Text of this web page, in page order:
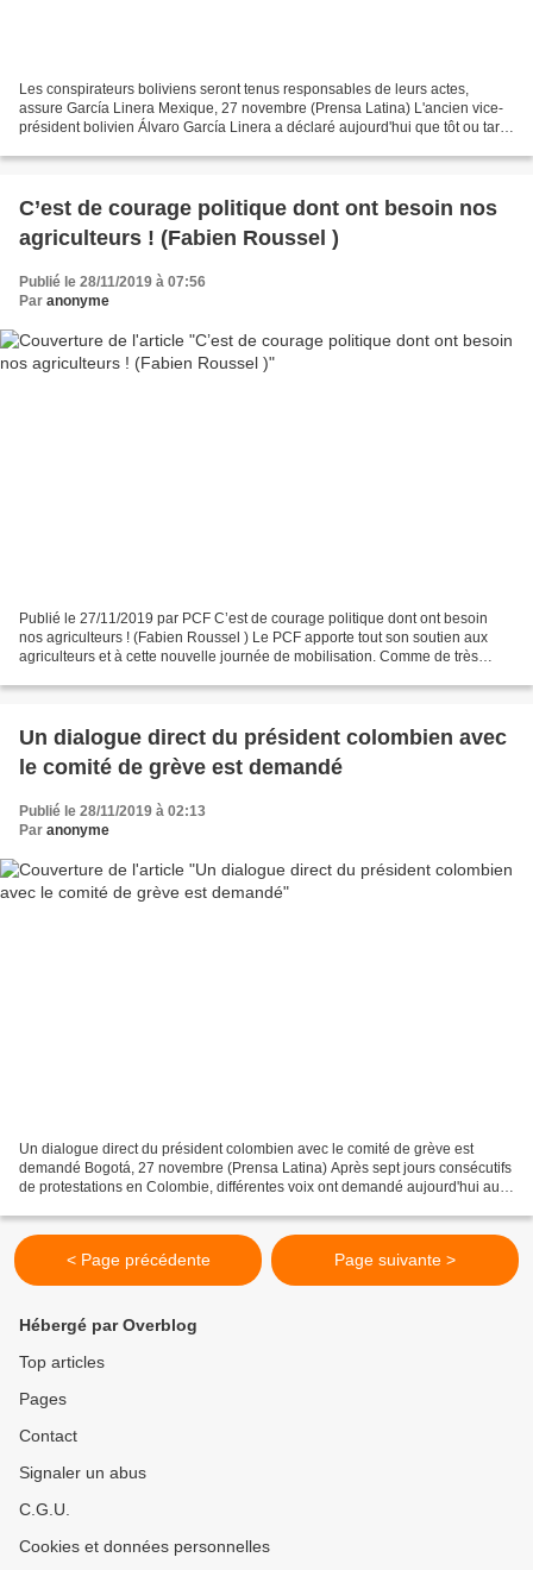
Les conspirateurs boliviens seront tenus responsables de leurs actes,
assure García Linera Mexique, 27 novembre (Prensa Latina) L'ancien vice-
président bolivien Álvaro García Linera a déclaré aujourd'hui que tôt ou tard,
C’est de courage politique dont ont besoin nos
agriculteurs ! (Fabien Roussel )
Publié le 28/11/2019 à 07:56
Par anonyme
Publié le 27/11/2019 par PCF C’est de courage politique dont ont besoin
nos agriculteurs ! (Fabien Roussel ) Le PCF apporte tout son soutien aux
agriculteurs et à cette nouvelle journée de mobilisation. Comme de très
Un dialogue direct du président colombien avec
le comité de grève est demandé
Publié le 28/11/2019 à 02:13
Par anonyme
Un dialogue direct du président colombien avec le comité de grève est
demandé Bogotá, 27 novembre (Prensa Latina) Après sept jours consécutifs
de protestations en Colombie, différentes voix ont demandé aujourd'hui au
< Page précédente Page suivante >
Hébergé par Overblog
Top articles
Pages
Contact
Signaler un abus
C.G.U.
Cookies et données personnelles